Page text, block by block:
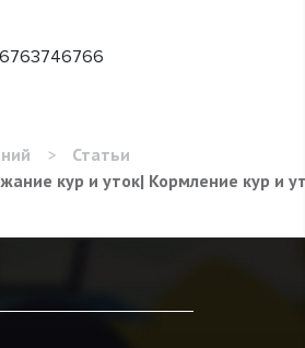
>
Статьи
кур и уток| Кормление кур и